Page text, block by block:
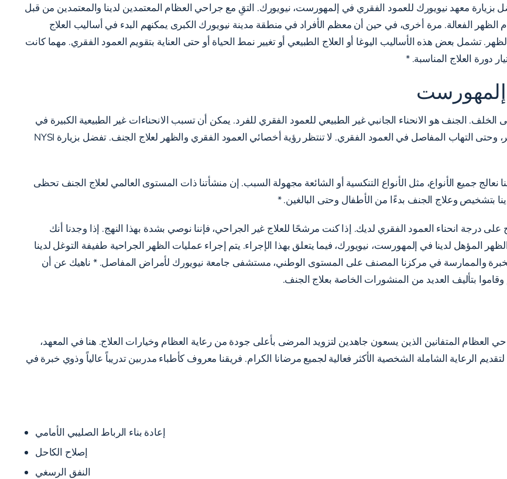
معهد نيويورك للعمود الفقري في إلمهورست، نيويورك. التقِ مع جراحي العظام المعتمدين لدينا والمعتمدين من قبل
الفعالة. مرة أخرى، في حين أن معظم الأفراد في منطقة مدينة نيويورك الكبرى يمكنهم البدء في أساليب العلاج
تشمل بعض هذه الأساليب اليوغا أو العلاج الطبيعي أو تغيير نمط الحياة أو حتى العناية بتقويم العمود الفقري. مهما كانت
دورة العلاج المناسبة. *
إلمهورست
الجنف هو الانحناء الجانبي غير الطبيعي للعمود الفقري للفرد. يمكن أن تسبب الانحناءات غير الطبيعية الكبيرة في
العمود الفقري آلامًا في العضلات، والتعب، وآلام الرقبة، وآلام الظهر، وحتى التهاب المفاصل في العمود الفقري. لا تنتظر رؤية أخصائي العمود الفقري والظهر لعلاج الجنف. تفضل بزيارة NYSI
جميع الأنواع، مثل الأنواع التنكسية أو الشائعة مجهولة السبب. إن منشأتنا ذات المستوى العالمي لعلاج الجنف تحظى
بتشخيص وعلاج الجنف بدءًا من الأطفال وحتى البالغين. *
درجة انحناء العمود الفقري لديك. إذا كنت مرشحًا للعلاج غير الجراحي، فإننا نوصي بشدة بهذا النهج. إذا وجدنا أنك
لدينا في إلمهورست، نيويورك، فيما يتعلق بهذا الإجراء. يتم إجراء عمليات الظهر الجراحية طفيفة التوغل لدينا
والممارسة في مركزنا المصنف على المستوى الوطني، مستشفى جامعة نيويورك لأمراض المفاصل. * ناهيك عن أن
بتأليف العديد من المنشورات الخاصة بعلاج الجنف.
المتفانين الذين يسعون جاهدين لتزويد المرضى بأعلى جودة من رعاية العظام وخيارات العلاج. هنا في المعهد،
الرعاية الشاملة الشخصية الأكثر فعالية لجميع مرضانا الكرام. فريقنا معروف كأطباء مدربين تدريباً عالياً وذوي خبرة في
إعادة بناء الرباط الصليبي الأمامي
إصلاح الكاحل
النفق الرسغي